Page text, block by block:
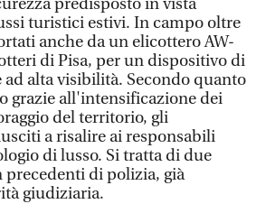
predisposto in vista
turistici estivi. In campo oltre
anche da un elicottero AW-
di Pisa, per un dispositivo di
alta visibilità. Secondo quanto
grazie all'intensificazione dei
del territorio, gli
a risalire ai responsabili
di lusso. Si tratta di due
di polizia, già
giudiziaria.